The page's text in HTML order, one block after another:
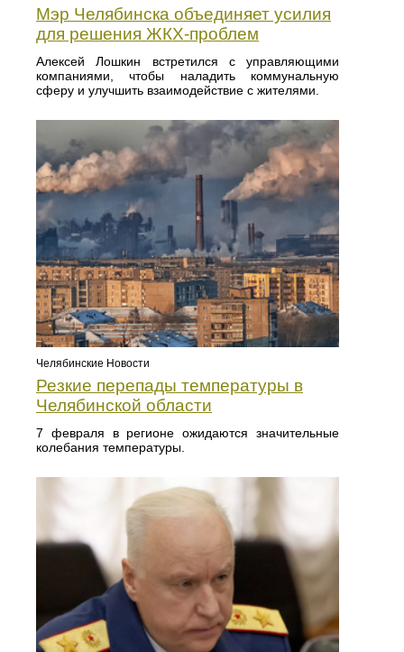
Мэр Челябинска объединяет усилия
для решения ЖКХ-проблем
Алексей Лошкин встретился с управляющими
компаниями, чтобы наладить коммунальную
сферу и улучшить взаимодействие с жителями.
Челябинские Новости
Резкие перепады температуры в
Челябинской области
7 февраля в регионе ожидаются значительные
колебания температуры.